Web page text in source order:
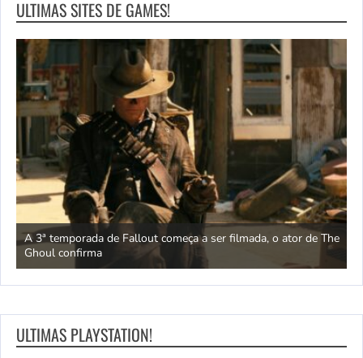
ULTIMAS SITES DE GAMES!
A 3ª temporada de Fallout começa a ser filmada, o ator de The
Ghoul confirma
ULTIMAS PLAYSTATION!